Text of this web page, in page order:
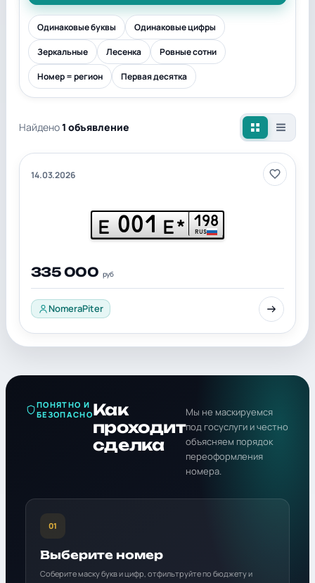
Одинаковые буквы Одинаковые цифры
Зеркальные Лесенка Ровные сотни
Номер = регион Первая десятка
Найдено1 объявление
14.03.2026
Е 001 Е* 198
RUS
335 000 руб
NomeraPiter
ПОНЯТНО И
БЕЗОПАСНОКак
проходит
сделка
Мы не маскируемся
под госуслуги и честно
объясняем порядок
переоформления
номера.
01
Выберите номер
Соберите маску букв и цифр, отфильтруйте по бюджету и